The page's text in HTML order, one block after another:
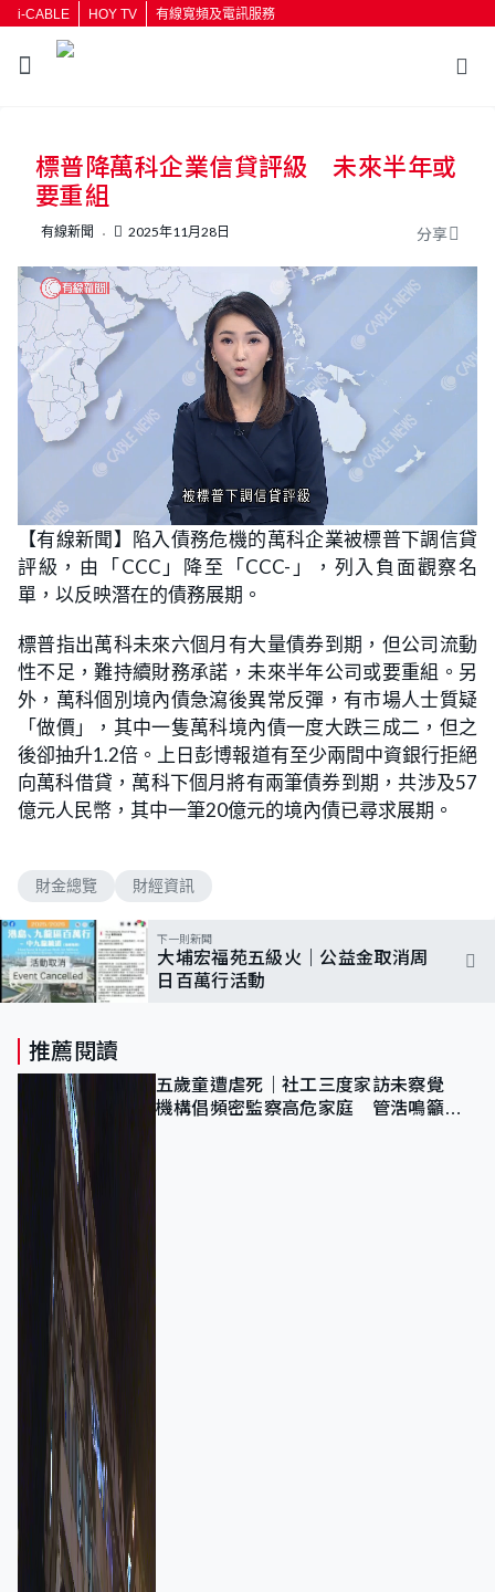
i-CABLE HOY TV 有線寬頻及電訊服務
按輸入鍵開始搜尋
標普降萬科企業信貸評級 未來半年或
要重組
有線新聞 2025年11月28日 分享
n
m
o
a
d
e
d
:
6
9
4
%
【有線新聞】陷入債務危機的萬科企業被標普下調信貸
評級，由「CCC」降至「CCC-」，列入負面觀察名
單，以反映潛在的債務展期。
標普指出萬科未來六個月有大量債券到期，但公司流動
性不足，難持續財務承諾，未來半年公司或要重組。另
外，萬科個別境內債急瀉後異常反彈，有市場人士質疑
「做價」，其中一隻萬科境內債一度大跌三成二，但之
後卻抽升1.2倍。上日彭博報道有至少兩間中資銀行拒絕
向萬科借貸，萬科下個月將有兩筆債券到期，共涉及57
億元人民幣，其中一筆20億元的境內債已尋求展期。
財金總覽 財經資訊
下一則新聞
大埔宏福苑五級火｜公益金取消周
日百萬行活動
推薦閱讀
五歲童遭虐死｜社工三度家訪未察覺
機構倡頻密監察高危家庭 管浩鳴籲加